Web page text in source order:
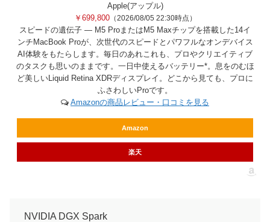
Apple(アップル)
￥699,800（2026/08/05 22:30時点）
スピードの遺伝子 — M5 ProまたはM5 Maxチップを搭載した14イ
ンチMacBook Proが、次世代のスピードとパワフルなオンデバイス
AI体験をもたらします。毎日のあれこれも、プロやクリエイティブ
のタスクも思いのままです。一日中使えるバッテリー*。息をのむほ
ど美しいLiquid Retina XDRディスプレイ。どこから見ても、プロに
ふさわしいProです。
Amazonの商品レビュー・口コミを見る
Amazon
楽天
NVIDIA DGX Spark